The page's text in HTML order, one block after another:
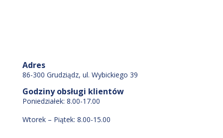
Adres
86-300 Grudziądz, ul. Wybickiego 39
Godziny obsługi klientów
Poniedziałek: 8.00-17.00
Wtorek – Piątek: 8.00-15.00